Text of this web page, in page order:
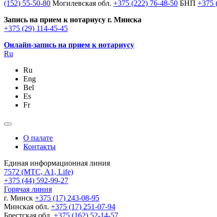
(152) 55-50-80 Могилевская обл. +375 (222) 76-48-50 БНП +375
Запись на прием к нотариусу г. Минска
+375 (29) 114-45-45
Онлайн-запись на прием к нотариусу
Ru
Ru
Eng
Bel
Es
Fr
О палате
Контакты
Единая информационная линия
7572 (МТС, A1, Life)
+375 (44) 592-99-27
Горячая линия
г. Минск +375 (17) 243-08-95
Минская обл. +375 (17) 251-07-94
Брестская обл. +375 (162) 52-14-57